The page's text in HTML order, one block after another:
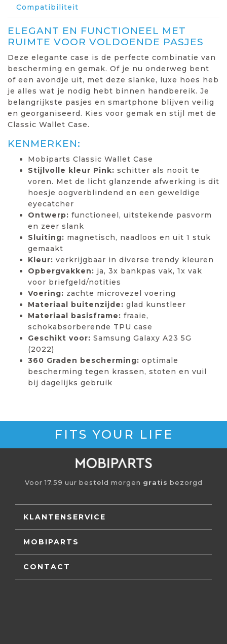
Compatibiliteit
ELEGANT EN FUNCTIONEEL MET
RUIMTE VOOR VOLDOENDE PASJES
Deze elegante case is de perfecte combinatie van
bescherming en gemak. Of je nu onderweg bent
of een avondje uit, met deze slanke, luxe hoes heb
je alles wat je nodig hebt binnen handbereik. Je
belangrijkste pasjes en smartphone blijven veilig
en georganiseerd. Kies voor gemak en stijl met de
Classic Wallet Case.
KENMERKEN:
Mobiparts Classic Wallet Case
Stijlvolle kleur Pink: schitter als nooit te
voren. Met de licht glanzende afwerking is dit
hoesje oogverblindend en een geweldige
eyecatcher
Ontwerp: functioneel, uitstekende pasvorm
en zeer slank
Sluiting: magnetisch, naadloos en uit 1 stuk
gemaakt
Kleur: verkrijgbaar in diverse trendy kleuren
Opbergvakken: ja, 3x bankpas vak, 1x vak
voor briefgeld/notities
Voering: zachte microvezel voering
Materiaal buitenzijde: glad kunstleer
Materiaal basisframe: fraaie,
schokabsorberende TPU case
Geschikt voor: Samsung Galaxy A23 5G
(2022)
360 Graden bescherming: optimale
bescherming tegen krassen, stoten en vuil
bij dagelijks gebruik
FITS YOUR LIFE
Voor 17.59 uur besteld morgen gratis bezorgd
KLANTENSERVICE
MOBIPARTS
CONTACT